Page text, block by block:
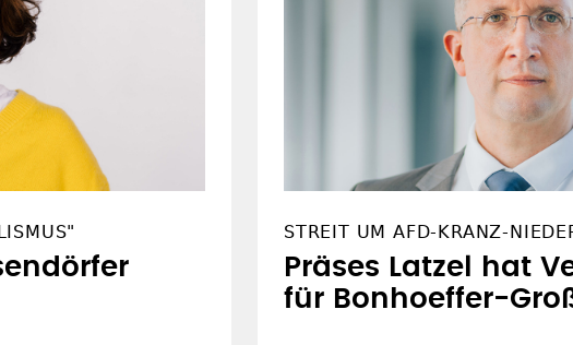
STREIT UM AFD-KRANZ-
Präses Latzel hat
für Bonhoeffer-